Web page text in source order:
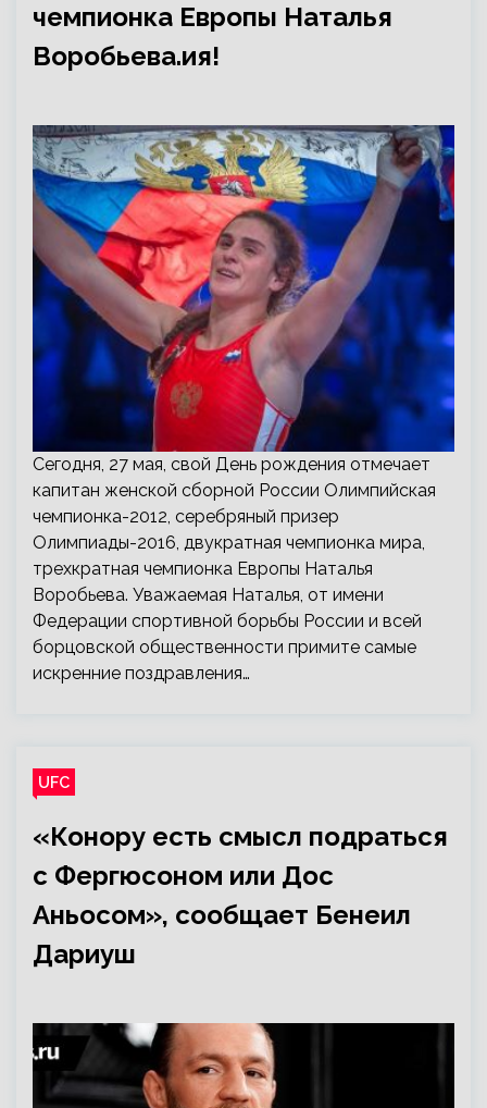
чемпионка Европы Наталья
Воробьева.ия!
Сегодня, 27 мая, свой День рождения отмечает
капитан женской сборной России Олимпийская
чемпионка-2012, серебряный призер
Олимпиады-2016, двукратная чемпионка мира,
трехкратная чемпионка Европы Наталья
Воробьева. Уважаемая Наталья, от имени
Федерации спортивной борьбы России и всей
борцовской общественности примите самые
искренние поздравления…
UFC
«Конору есть смысл подраться
с Фергюсоном или Дос
Аньосом», сообщает Бенеил
Дариуш